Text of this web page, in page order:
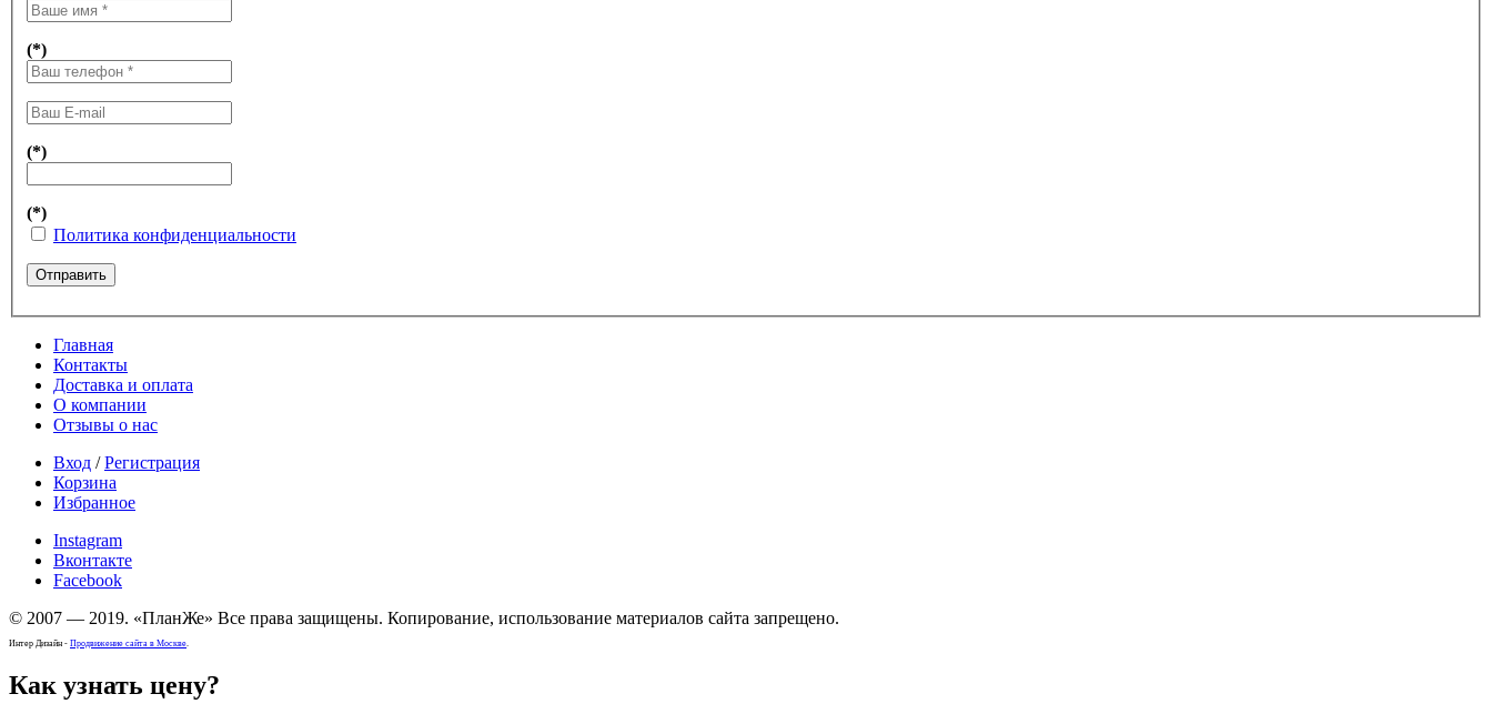
(*)
(*)
(*)
Политика конфиденциальности
Отправить
Главная
Контакты
Доставка и оплата
О компании
Отзывы о нас
Вход /Регистрация
Корзина
Избранное
Instagram
Вконтакте
Facebook
© 2007 — 2019. «ПланЖе» Все права защищены. Копирование, использование материалов сайта запрещено.
Интер Дизайн - Продвижение сайта в Москве
Как узнать цену?